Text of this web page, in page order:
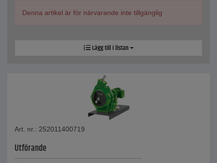
Denna artikel är för närvarande inte tillgänglig
Lägg till i listan
Art. nr.: 252011400719
Utförande